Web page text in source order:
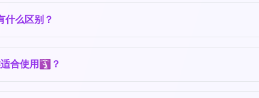
么区别？
合使用🛐？